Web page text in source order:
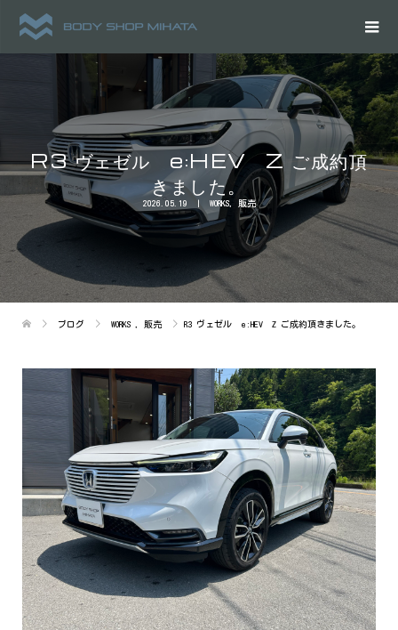
R3 ヴェゼル e:HEV Z ご成約頂
きました。
2026.05.19 WORKS, 販売
ブログ WORKS 販売 R3 ヴェゼル e:HEV Z ご成約頂きました。